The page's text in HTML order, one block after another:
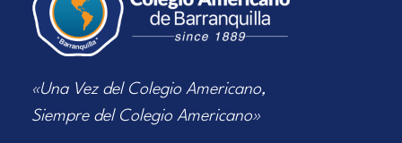
«Una Vez del Colegio Americano,
Siempre del Colegio Americano»